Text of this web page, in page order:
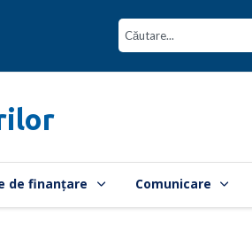
de finanțare Comunicare